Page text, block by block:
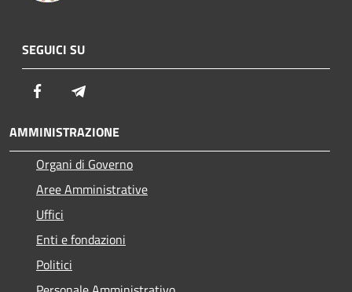
SEGUICI SU
Facebook
AMMINISTRAZIONE
Organi di Governo
Aree Amministrative
Uffici
Enti e fondazioni
Politici